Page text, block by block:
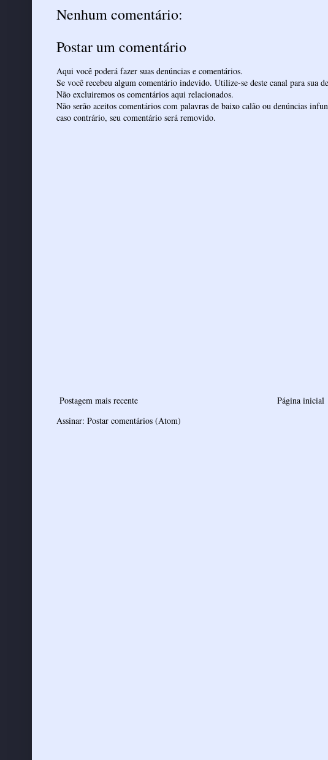
Nenhum comentário:
Postar um comentário
Aqui você poderá fazer suas denúncias e comentários.
Se você recebeu algum comentário indevido. Utilize-se deste canal para sua
Não excluiremos os comentários aqui relacionados.
Não serão aceitos comentários com palavras de baixo calão ou denúncias
caso contrário, seu comentário será removido.
Postagem mais recente
Página inicial
Assinar: Postar comentários (Atom)